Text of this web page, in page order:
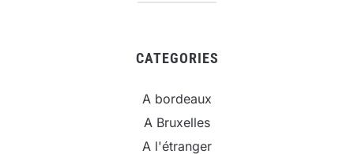
CATEGORIES
A bordeaux
A Bruxelles
A l'étranger